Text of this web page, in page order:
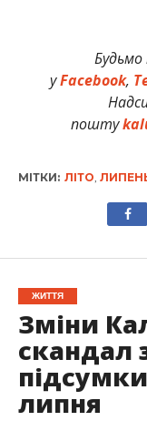
Будьмо
уFacebook,
пошту
МІТКИ: ЛІТО
ЖИТТЯ
Зміни
скандал
липня